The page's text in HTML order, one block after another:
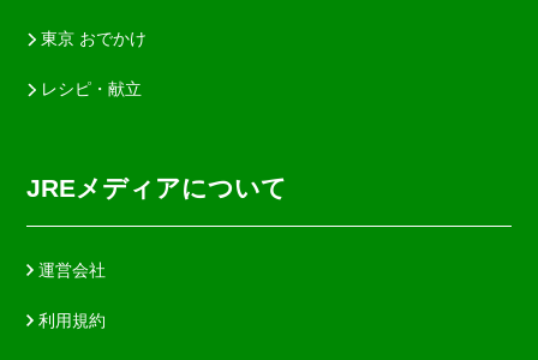
東京 おでかけ
レシピ・献立
JREメディアについて
運営会社
利用規約